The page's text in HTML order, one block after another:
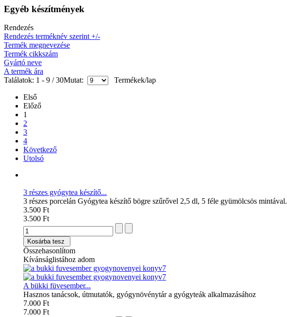
Egyéb készítmények
Rendezés
Rendezés terméknév szerint +/-
Termék megnevezése
Termék cikkszám
Gyártó neve
A termék ára
Találatok: 1 - 9 / 30Mutat: Termékek/lap
Első
Előző
1
2
3
4
Következő
Utolsó
3 részes gyógytea készítő...
3 részes porcelán Gyógytea készítő bögre szűrővel 2,5 dl, 5 féle gyümölcsös mintával.
3.500 Ft
3.500 Ft
Kosárba tesz
Összehasonlítom
Kívánságlistához adom
A bükki füvesember...
Hasznos tanácsok, útmutatók, gyógynövénytár a gyógyteák alkalmazásához
7.000 Ft
7.000 Ft